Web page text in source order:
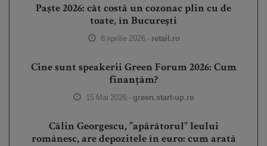
Paște 2026: cât costă un cozonac plin cu de
toate, în București
8 Aprilie 2026 - retail.ro
Cine sunt speakerii Green Forum 2026: Cum
finanțăm?
15 Mai 2026 - green.start-up.ro
Călin Georgescu, ”apărătorul” leului
românesc, are depozitele în euro: cum arată